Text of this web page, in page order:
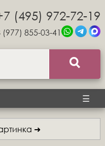
(495) 972-72-19
(977) 855-03-41
☰
➜